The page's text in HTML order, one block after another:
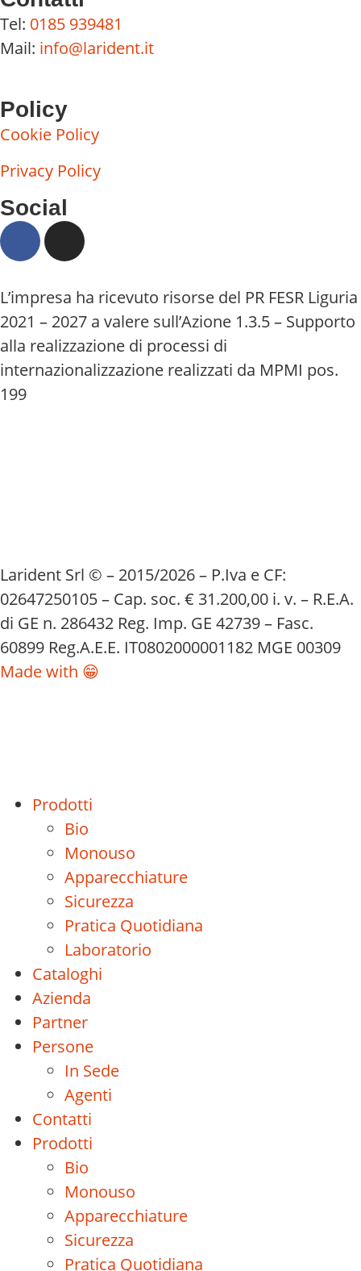
Tel: 0185 939481
Mail: info@larident.it
Policy
Cookie Policy
Privacy Policy
Social
L’impresa ha ricevuto risorse del PR FESR Liguria
2021 – 2027 a valere sull’Azione 1.3.5 – Supporto
alla realizzazione di processi di
internazionalizzazione realizzati da MPMI pos.
199
Larident Srl © – 2015/2026 – P.Iva e CF:
02647250105 – Cap. soc. € 31.200,00 i. v. – R.E.A.
di GE n. 286432 Reg. Imp. GE 42739 – Fasc.
60899 Reg.A.E.E. IT0802000001182 MGE 00309
Made with 😁
Prodotti
Bio
Monouso
Apparecchiature
Sicurezza
Pratica Quotidiana
Laboratorio
Cataloghi
Azienda
Partner
Persone
In Sede
Agenti
Contatti
Prodotti
Bio
Monouso
Apparecchiature
Sicurezza
Pratica Quotidiana